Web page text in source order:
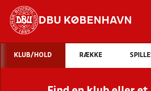
DBU KØBENHAVN
Hvad
INDHOLD
KLUB/HOLD RÆKKE